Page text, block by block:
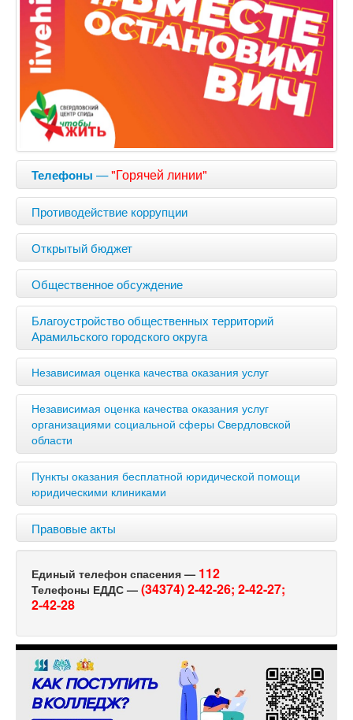
Телефоны —"Горячей линии"
Противодействие коррупции
Открытый бюджет
Общественное обсуждение
Благоустройство общественных территорий
Арамильского городского округа
Независимая оценка качества оказания услуг
Независимая оценка качества оказания услуг
организациями социальной сферы Свердловской
области
Пункты оказания бесплатной юридической помощи
юридическими клиниками
Правовые акты
Единый телефон спасения — 112
Телефоны ЕДДС — (34374) 2-42-26; 2-42-27;
2-42-28